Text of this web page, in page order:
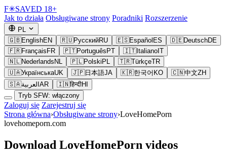
F✳SAVED 18+
Jak to działa Obsługiwane strony Poradniki Rozszerzenie
PL
🇬🇧EnglishEN 🇷🇺РусскийRU 🇪🇸Español ES 🇩🇪DeutschDE
🇫🇷Français FR 🇵🇹Português PT 🇮🇹Italiano IT
🇳🇱Nederlands NL 🇵🇱Polski PL 🇹🇷TürkçeTR
🇺🇦УкраїнськаUK 🇯🇵日本語JA 🇰🇷한국어 KO 🇨🇳中文ZH
🇸🇦العربية AR 🇮🇳हिन्दीHI
Tryb SFW: włączony
Zaloguj się Zarejestruj się
Strona główna›Obsługiwane strony›LoveHomePorn
lovehomeporn.com
Download LoveHomePorn videos